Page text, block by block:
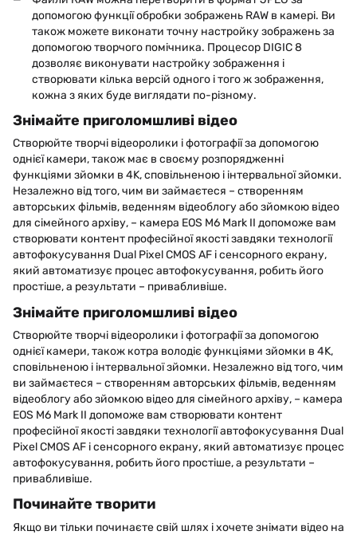
допомогою функції обробки зображень RAW в камері. Ви
також можете виконати точну настройку зображень за
допомогою творчого помічника. Процесор DIGIC 8
дозволяє виконувати настройку зображення і
створювати кілька версій одного і того ж зображення,
кожна з яких буде виглядати по-різному.
Знімайте приголомшливі відео
Створюйте творчі відеоролики і фотографії за допомогою
однієї камери, також має в своєму розпорядженні
функціями зйомки в 4K, сповільненою і інтервальної зйомки.
Незалежно від того, чим ви займаєтеся – створенням
авторських фільмів, веденням відеоблогу або зйомкою відео
для сімейного архіву, – камера EOS M6 Mark II допоможе вам
створювати контент професійної якості завдяки технології
автофокусування Dual Pixel CMOS AF і сенсорного екрану,
який автоматизує процес автофокусування, робить його
простіше, а результати – привабливіше.
Знімайте приголомшливі відео
Створюйте творчі відеоролики і фотографії за допомогою
однієї камери, також котра володіє функціями зйомки в 4K,
сповільненою і інтервальної зйомки. Незалежно від того, чим
ви займаєтеся – створенням авторських фільмів, веденням
відеоблогу або зйомкою відео для сімейного архіву, – камера
EOS M6 Mark II допоможе вам створювати контент
професійної якості завдяки технології автофокусування Dual
Pixel CMOS AF і сенсорного екрану, який автоматизує процес
автофокусування, робить його простіше, а результати –
привабливіше.
Починайте творити
Якщо ви тільки починаєте свій шлях і хочете знімати відео на